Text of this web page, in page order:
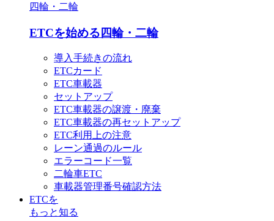
四輪・二輪
ETCを始める四輪・二輪
導入手続きの流れ
ETCカード
ETC車載器
セットアップ
ETC車載器の譲渡・廃棄
ETC車載器の再セットアップ
ETC利用上の注意
レーン通過のルール
エラーコード一覧
二輪車ETC
車載器管理番号確認方法
ETCを
もっと知る